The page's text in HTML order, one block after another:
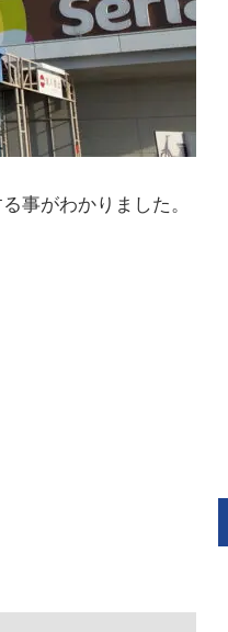
事がわかりました。